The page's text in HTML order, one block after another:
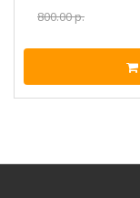
800.00 р.